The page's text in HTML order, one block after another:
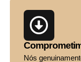
Nós